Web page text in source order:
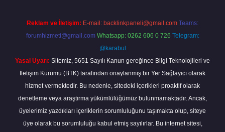
Reklam ve İletişim: E-mail: backlinkpaneli@gmail.com Teams:
forumhizmeti@gmail.com Whatsapp: 0262 606 0 726 Telegram:
@karabul
Yasal Uyarı: Sitemiz, 5651 Sayılı Kanun gereğince Bilgi Teknolojileri ve
İletişim Kurumu (BTK) tarafından onaylanmış bir Yer Sağlayıcı olarak
hizmet vermektedir. Bu nedenle, sitedeki içerikleri proaktif olarak
denetleme veya araştırma yükümlülüğümüz bulunmamaktadır. Ancak,
üyelerimiz yazdıkları içeriklerin sorumluluğunu taşımakta olup, siteye
üye olarak bu sorumluluğu kabul etmiş sayılırlar. Bu internet sitesi,